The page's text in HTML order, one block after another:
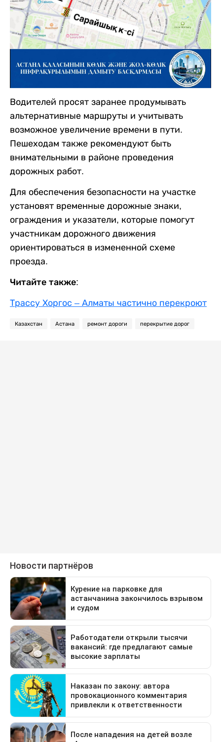
Водителей просят заранее продумывать
альтернативные маршруты и учитывать
возможное увеличение времени в пути.
Пешеходам также рекомендуют быть
внимательными в районе проведения
дорожных работ.
Для обеспечения безопасности на участке
установят временные дорожные знаки,
ограждения и указатели, которые помогут
участникам дорожного движения
ориентироваться в измененной схеме
проезда.
Читайте также:
Трассу Хоргос – Алматы частично перекроют
Казахстан Астана ремонт дороги перекрытие дорог